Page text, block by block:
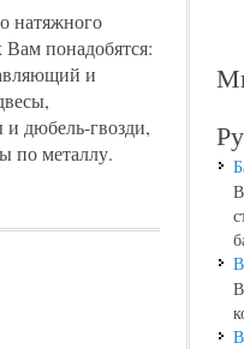
натяжного
понадобятся:
и
дюбель-гвозди,
по металлу.